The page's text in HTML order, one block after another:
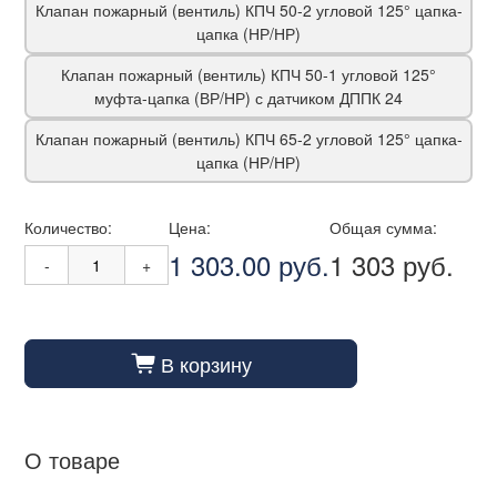
Клапан пожарный (вентиль) КПЧ 50-2 угловой 125° цапка-
цапка (НР/НР)
Клапан пожарный (вентиль) КПЧ 50-1 угловой 125°
муфта-цапка (ВР/НР) с датчиком ДППК 24
Клапан пожарный (вентиль) КПЧ 65-2 угловой 125° цапка-
цапка (НР/НР)
Количество:
-
+
Цена:
1 303.00 руб.
Общая сумма:
1 303 руб.
cart_fill В корзину
О товаре